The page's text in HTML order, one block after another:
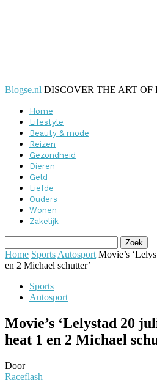
Blogse.nl DISCOVER THE ART OF
Home
Lifestyle
Beauty & mode
Reizen
Gezondheid
Dieren
Geld
Liefde
Ouders
Wonen
Zakelijk
Home Sports Autosport Movie’s
en 2 Michael schutter’
Sports
Autosport
Movie’s ‘Lelystad 20
heat 1 en 2 Michael
Door
Raceflash